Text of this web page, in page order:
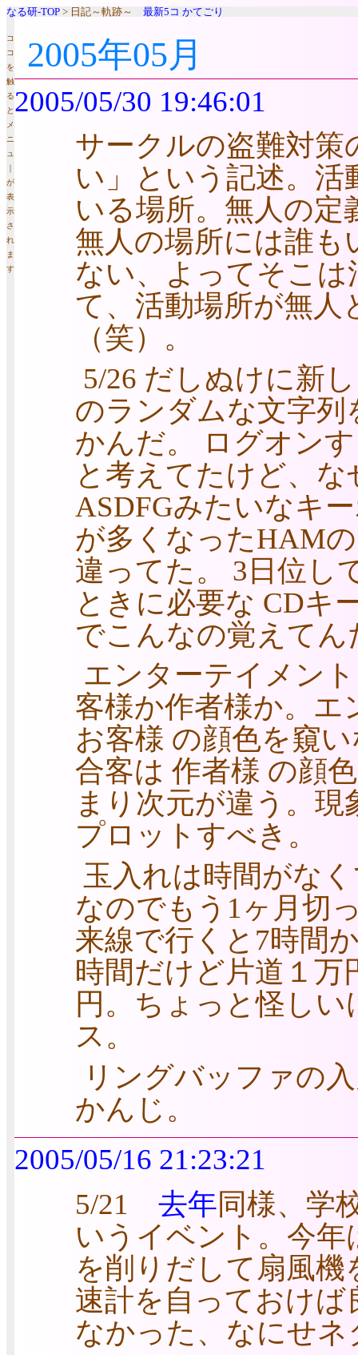
なる研-TOP > 日記～軌跡～ 最新5コ かてごり
コ
コ
を
触
る
と
メ
ニ
ュ
｜
が
表
示
さ
れ
ま
す
2005年05月
2005/05/30 19:46:01
サークルの盗難対策
い」という記述。活
いる場所。無人の
無人の場所には誰
ない、よってそこ
て、活動場所が無人
（笑）。
5/26 だしぬけに新
のランダムな文字列
かんだ。 ログオン
と考えてたけど、
ASDFGみたいなキ
が多くなったHAM
違ってた。 3日位し
ときに必要な CDキ
でこんなの覚えてん
エンターテイメン
客様か作者様か。エ
お客様 の顔色を窺
合客は 作者様 の顔
まり次元が違う。
プロットすべき。
玉入れは時間がな
なのでもう1ヶ月切
来線で行くと7時間
時間だけど片道１万
円。ちょっと怪しい
ス。
リングバッファの
かんじ。
2005/05/16 21:23:21
5/21 去年同様、学
いうイベント。今
を削りだして扇風
速計を自っておけ
なかった、なにせネ